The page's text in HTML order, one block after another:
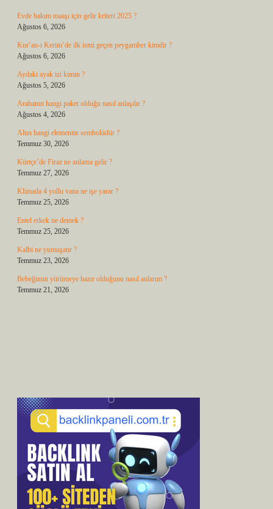
Evde bakım maaşı için gelir kriteri 2025 ?
Ağustos 6, 2026
Kur’an-ı Kerim’de ilk ismi geçen peygamber kimdir ?
Ağustos 6, 2026
Aydaki ayak izi kimin ?
Ağustos 5, 2026
Arabanın hangi paket olduğu nasıl anlaşılır ?
Ağustos 4, 2026
Altın hangi elementin sembolüdür ?
Temmuz 30, 2026
Kürtçe’de Firaz ne anlama gelir ?
Temmuz 27, 2026
Klimada 4 yollu vana ne işe yarar ?
Temmuz 25, 2026
Entel erkek ne demek ?
Temmuz 25, 2026
Kalbi ne yumuşatır ?
Temmuz 23, 2026
Bebeğimin yürümeye hazır olduğunu nasıl anlarım ?
Temmuz 21, 2026